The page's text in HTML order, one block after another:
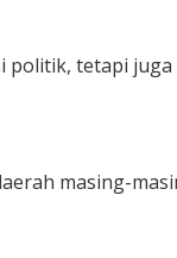
politik, tetapi
masing-